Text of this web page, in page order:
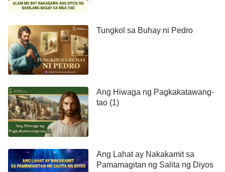
Tungkol sa Buhay ni Pedro
Ang Hiwaga ng Pagkakatawang-
tao (1)
Ang Lahat ay Nakakamit sa
Pamamagitan ng Salita ng Diyos